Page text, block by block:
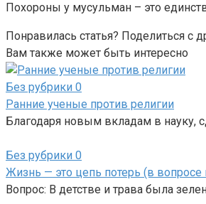
Похороны у мусульман – это
Понравилась статья? Поделиться с
Вам также может быть интересно
Без рубрики 0
Ранние ученые против религии
Благодаря новым вкладам в науку,
Без рубрики 0
Жизнь — это цепь потерь (в
Вопрос: В детстве и трава была